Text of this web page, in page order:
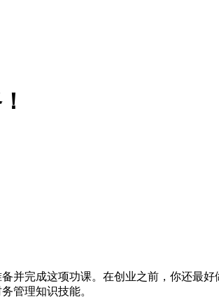
并完成这项功课。在创业之前，你还最
管理知识技能。